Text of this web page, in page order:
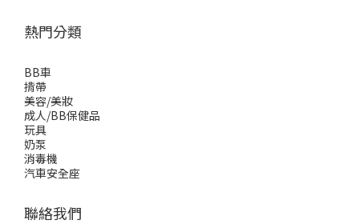
熱門分類
BB車
揹帶
美容/美妝
成人/BB保健品
玩具
奶泵
消毒機
汽車安全座
聯絡我們